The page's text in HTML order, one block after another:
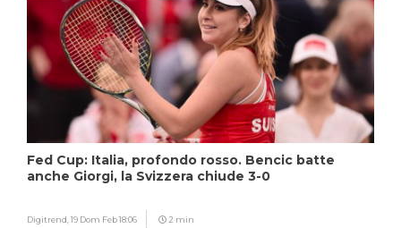
Fed Cup: Italia, profondo rosso. Bencic batte
anche Giorgi, la Svizzera chiude 3-0
Digitrend,19 Dom Feb 18:06 2 min